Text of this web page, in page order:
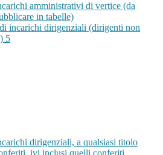
amministrativi di vertice (da
in tabelle)
incarichi dirigenziali (dirigenti non
5
dirigenziali, a qualsiasi titolo